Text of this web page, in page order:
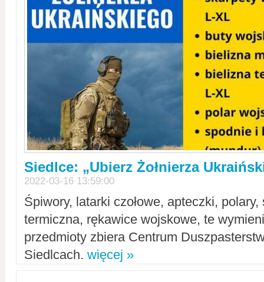
Siedlce: „Ubierz Żołnierza
2022-03-16 13:59:00
Śpiwory, latarki czołowe, apteczki,
termiczna, rękawice wojskowe, te
przedmioty zbiera Centrum
Siedlcach. więcej »